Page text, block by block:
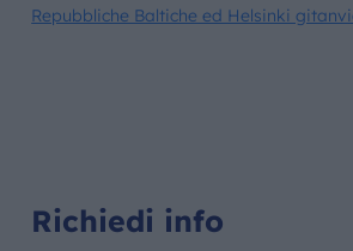
Repubbliche Baltiche ed Helsinki
Richiedi info